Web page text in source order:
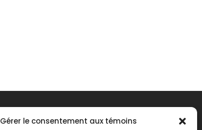
Gérer le consentement aux témoins